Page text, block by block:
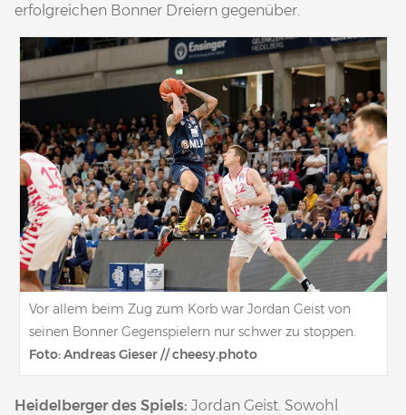
erfolgreichen Bonner Dreiern gegenüber.
Vor allem beim Zug zum Korb war Jordan Geist von
seinen Bonner Gegenspielern nur schwer zu stoppen.
Foto: Andreas Gieser // cheesy.photo
Heidelberger des Spiels: Jordan Geist. Sowohl